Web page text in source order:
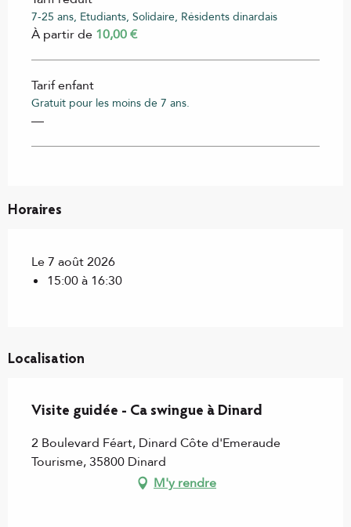
7-25 ans, Etudiants, Solidaire, Résidents dinardais
À partir de 10,00 €
Tarif enfant
Gratuit pour les moins de 7 ans.
—
Horaires
Le 7 août 2026
15:00 à 16:30
Localisation
Visite guidée - Ca swingue à Dinard
2 Boulevard Féart, Dinard Côte d'Emeraude
Tourisme, 35800 Dinard
M'y rendre